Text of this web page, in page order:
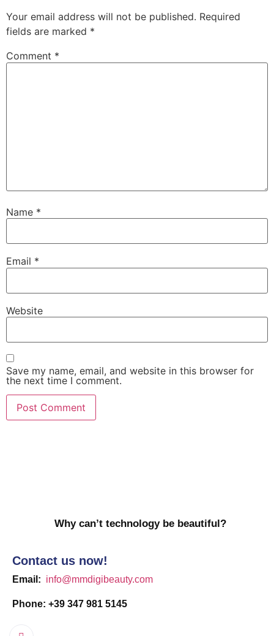
Your email address will not be published. Required
fields are marked *
Comment *
Name *
Email *
Website
Save my name, email, and website in this browser for
the next time I comment.
Why can’t technology be beautiful?
Contact us now!
Email: info@mmdigibeauty.com
Phone: +39 347 981 5145